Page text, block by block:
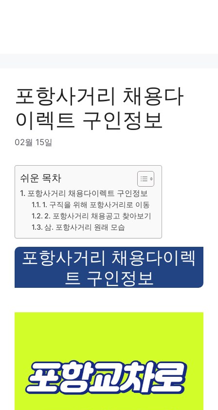
포항사거리 채용다
이렉트 구인정보
02월 15일
쉬운 목차
포항사거리 채용다이렉트 구인정보
1. 구직을 위해 포항사거리로 이동
2. 포항사거리 채용공고 찾아보기
삼. 포항사거리 원래 모습
포항사거리 채용다이렉
트 구인정보